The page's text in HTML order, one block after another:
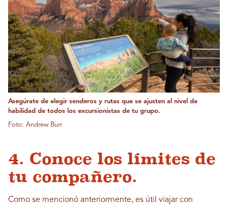
Asegúrate de elegir senderos y rutas que se ajusten al nivel de
habilidad de todos los excursionistas de tu grupo.
Foto: Andrew Burr
4. Conoce los límites de
tu compañero.
Como se mencionó anteriormente, es útil viajar con